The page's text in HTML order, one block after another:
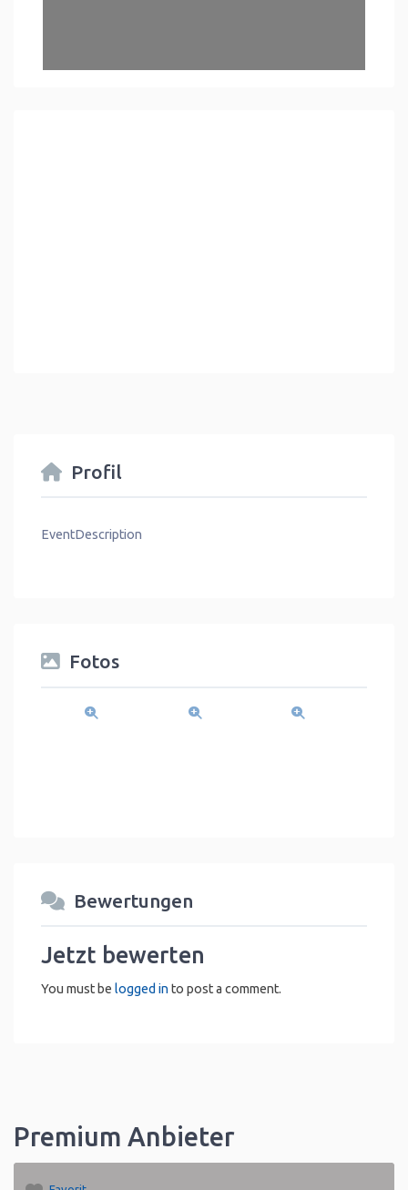
Profil
EventDescription
Fotos
Bewertungen
Jetzt bewerten
You must be logged into post a comment.
Premium Anbieter